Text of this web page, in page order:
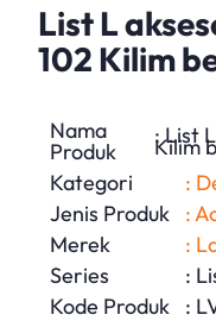
List L
102 Kilim
Nama
Produk
: List
Kilim
Kategori
:
Jenis Produk
:
Merek
:
Series
:
Kode Produk
: